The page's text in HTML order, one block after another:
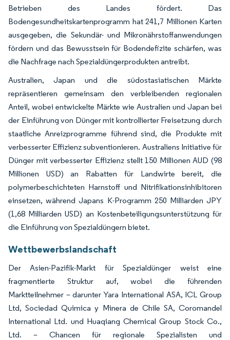
Betrieben des Landes fördert. Das
Bodengesundheitskartenprogramm hat 241,7 Millionen Karten
ausgegeben, die Sekundär- und Mikronährstoffanwendungen
fördern und das Bewusstsein für Bodendefizite schärfen, was
die Nachfrage nach Spezialdüngerprodukten antreibt.
Australien, Japan und die südostasiatischen Märkte
repräsentieren gemeinsam den verbleibenden regionalen
Anteil, wobei entwickelte Märkte wie Australien und Japan bei
der Einführung von Dünger mit kontrollierter Freisetzung durch
staatliche Anreizprogramme führend sind, die Produkte mit
verbesserter Effizienz subventionieren. Australiens Initiative für
Dünger mit verbesserter Effizienz stellt 150 Millionen AUD (98
Millionen USD) an Rabatten für Landwirte bereit, die
polymerbeschichteten Harnstoff und Nitrifikationsinhibitoren
einsetzen, während Japans K-Programm 250 Milliarden JPY
(1,68 Milliarden USD) an Kostenbeteiligungsunterstützung für
die Einführung von Spezialdüngern bietet.
Wettbewerbslandschaft
Der Asien-Pazifik-Markt für Spezialdünger weist eine
fragmentierte Struktur auf, wobei die führenden
Marktteilnehmer – darunter Yara International ASA, ICL Group
Ltd, Sociedad Quimica y Minera de Chile SA, Coromandel
International Ltd. und Huaqiang Chemical Group Stock Co.,
Ltd. – Chancen für regionale Spezialisten und